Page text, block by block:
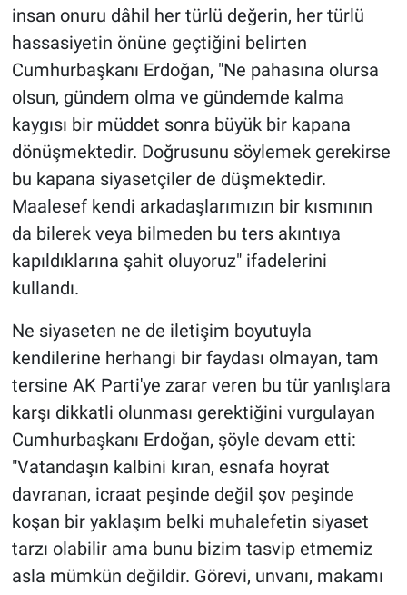
insan onuru dâhil her türlü değerin, her türlü
hassasiyetin önüne geçtiğini belirten
Cumhurbaşkanı Erdoğan, "Ne pahasına olursa
olsun, gündem olma ve gündemde kalma
kaygısı bir müddet sonra büyük bir kapana
dönüşmektedir. Doğrusunu söylemek gerekirse
bu kapana siyasetçiler de düşmektedir.
Maalesef kendi arkadaşlarımızın bir kısmının
da bilerek veya bilmeden bu ters akıntıya
kapıldıklarına şahit oluyoruz" ifadelerini
kullandı.
Ne siyaseten ne de iletişim boyutuyla
kendilerine herhangi bir faydası olmayan, tam
tersine AK Parti'ye zarar veren bu tür yanlışlara
karşı dikkatli olunması gerektiğini vurgulayan
Cumhurbaşkanı Erdoğan, şöyle devam etti:
"Vatandaşın kalbini kıran, esnafa hoyrat
davranan, icraat peşinde değil şov peşinde
koşan bir yaklaşım belki muhalefetin siyaset
tarzı olabilir ama bunu bizim tasvip etmemiz
asla mümkün değildir. Görevi, unvanı, makamı